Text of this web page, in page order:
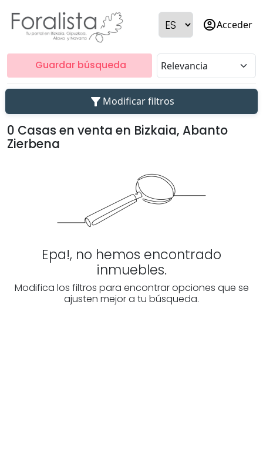
account_circleAcceder
Guardar búsqueda
filter_alt Modificar filtros
0 Casas en venta en Bizkaia, Abanto
Zierbena
Epa!, no hemos encontrado
inmuebles.
Modifica los filtros para encontrar opciones que se
ajusten mejor a tu búsqueda.